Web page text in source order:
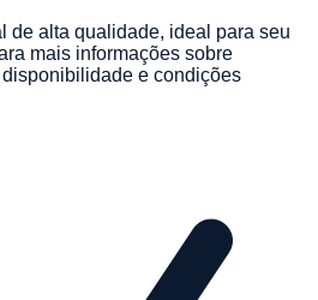
de alta qualidade, ideal para seu
mais informações sobre
e condições